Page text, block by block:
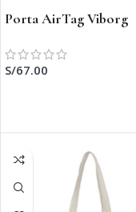
Porta AirTag Viborg
S/67.00